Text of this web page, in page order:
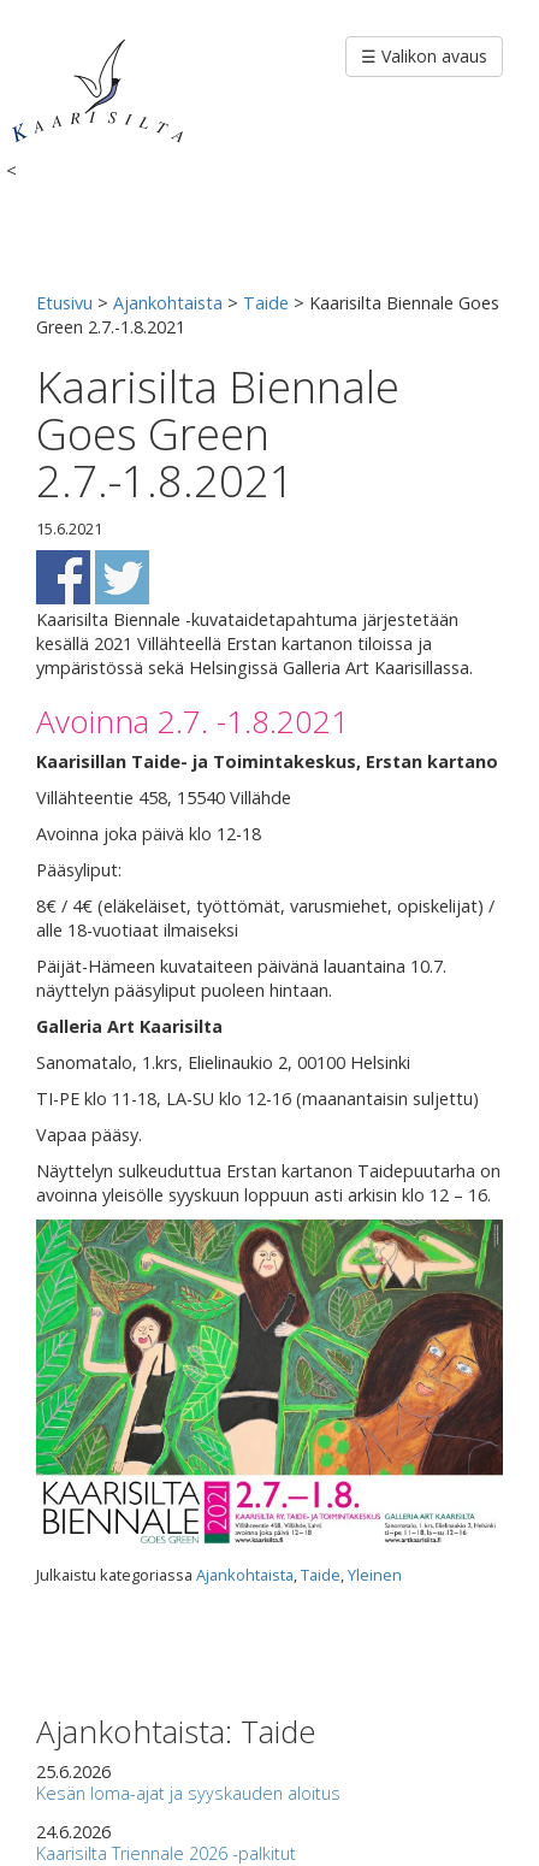
<
☰ Valikon avaus
Etusivu > Ajankohtaista > Taide > Kaarisilta Biennale Goes
Green 2.7.-1.8.2021
Kaarisilta Biennale
Goes Green
2.7.-1.8.2021
15.6.2021
Kaarisilta Biennale -kuvataidetapahtuma järjestetään
kesällä 2021 Villähteellä Erstan kartanon tiloissa ja
ympäristössä sekä Helsingissä Galleria Art Kaarisillassa.
Avoinna 2.7. -1.8.2021
Kaarisillan Taide- ja Toimintakeskus, Erstan kartano
Villähteentie 458, 15540 Villähde
Avoinna joka päivä klo 12-18
Pääsyliput:
8€ / 4€ (eläkeläiset, työttömät, varusmiehet, opiskelijat) /
alle 18-vuotiaat ilmaiseksi
Päijät-Hämeen kuvataiteen päivänä lauantaina 10.7.
näyttelyn pääsyliput puoleen hintaan.
Galleria Art Kaarisilta
Sanomatalo, 1.krs, Elielinaukio 2, 00100 Helsinki
TI-PE klo 11-18, LA-SU klo 12-16 (maanantaisin suljettu)
Vapaa pääsy.
Näyttelyn sulkeuduttua Erstan kartanon Taidepuutarha on
avoinna yleisölle syyskuun loppuun asti arkisin klo 12 – 16.
Julkaistu kategoriassa Ajankohtaista,Taide,Yleinen
Ajankohtaista: Taide
25.6.2026
Kesän loma-ajat ja syyskauden aloitus
24.6.2026
Kaarisilta Triennale 2026 -palkitut